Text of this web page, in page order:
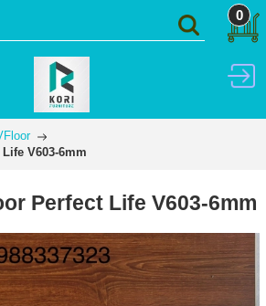
0
V603-6mm
Perfect Life V603-6mm